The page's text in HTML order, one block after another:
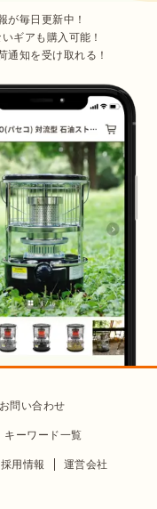
が毎日更新中！
ギアも購入可能！
通知を受け取れる！
お問い合わせ
キーワード一覧
採用情報 運営会社